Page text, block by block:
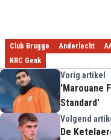
Club Brugge Anderlecht
KRC Genk
Vorig artikel
'Marouane
Standard'
Volgend
De